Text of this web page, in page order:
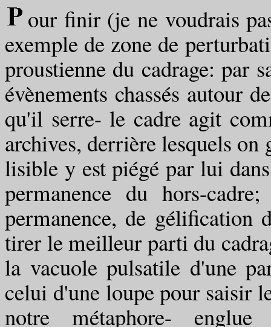
our finir (je ne voudrais
exemple de zone de
proustienne du cadrage: par
évènements chassés autour
qu'il serre- le cadre agit
archives, derrière lesquels
lisible y est piégé par lui
permanence du hors-
permanence, de gélification
tirer le meilleur parti du
la vacuole pulsatile d'une
celui d'une loupe pour saisir
notre métaphore-